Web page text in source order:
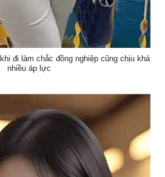
đi làm chắc đồng nghiệp cũng chịu khá
nhiều áp lực